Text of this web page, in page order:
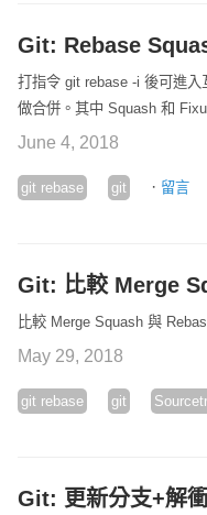
Git: Rebase
打指令 git rebase -i 後可進入
做合併。其中 Squash 和
June 4, 2018
git rebase git · 留言
Git: 比較 Merge
比較 Merge Squash 與
May 29, 2018
git rebase git
Git: 更新分支+解